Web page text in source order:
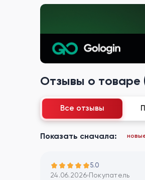
Отзывы о товаре
Все отзывы
Показать сначала:
5.0
24.06.2026 Покупатель